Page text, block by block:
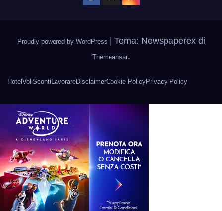
Proudly powered by WordPress Tema: Newspaperex di
Themeansar.
Hotel VoliSconti LavorareDisclaimerCookie PolicyPrivacy Policy